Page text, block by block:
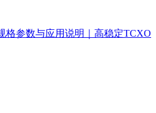
格参数与应用说明｜高稳定TCXO